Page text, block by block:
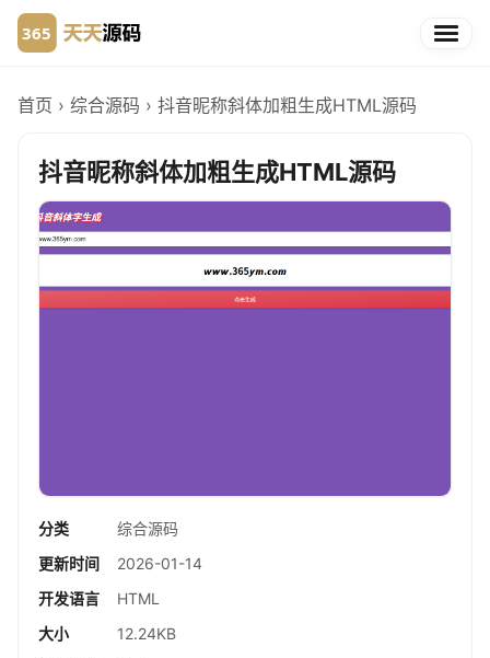
首页 › 综合源码 › 抖音昵称斜体加粗生成HTML源码
抖音昵称斜体加粗生成HTML源码
分类
综合源码
更新时间
2026-01-14
开发语言
HTML
大小
12.24KB